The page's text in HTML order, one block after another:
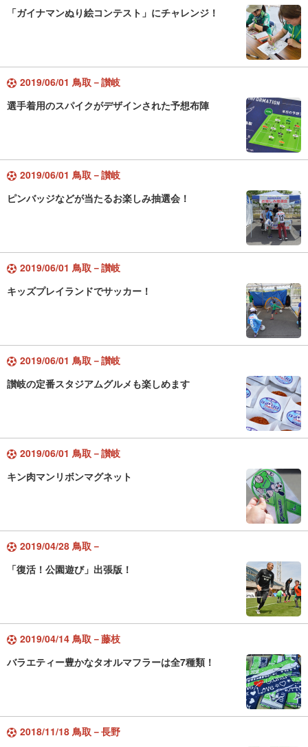
「ガイナマンぬり絵コンテスト」にチャレンジ！
2019/06/01 鳥取－讃岐
選手着用のスパイクがデザインされた予想布陣
2019/06/01 鳥取－讃岐
ピンバッジなどが当たるお楽しみ抽選会！
2019/06/01 鳥取－讃岐
キッズプレイランドでサッカー！
2019/06/01 鳥取－讃岐
讃岐の定番スタジアムグルメも楽しめます
2019/06/01 鳥取－讃岐
キン肉マンリボンマグネット
2019/04/28 鳥取－
「復活！公園遊び」出張版！
2019/04/14 鳥取－藤枝
バラエティー豊かなタオルマフラーは全7種類！
2018/11/18 鳥取－長野